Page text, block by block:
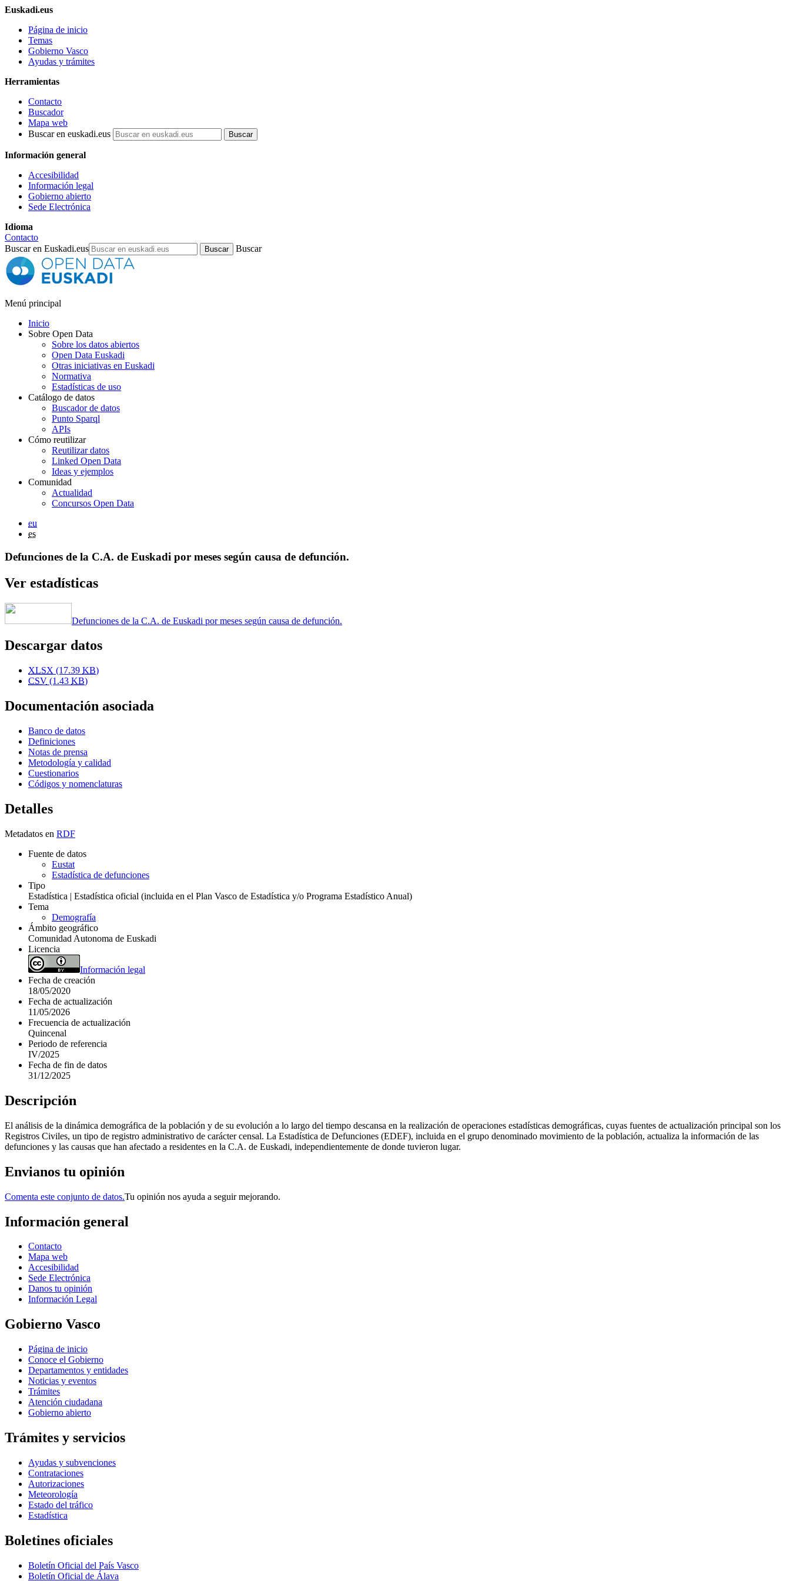
Euskadi.eus
Página de inicio
Temas
Gobierno Vasco
Ayudas y trámites
Herramientas
Contacto
Buscador
Mapa web
Buscar en euskadi.eus
Información general
Accesibilidad
Información legal
Gobierno abierto
Sede Electrónica
Idioma
Contacto
Buscar en Euskadi.eus
Buscar
Menú principal
Inicio
Sobre Open Data
Sobre los datos abiertos
Open Data Euskadi
Otras iniciativas en Euskadi
Normativa
Estadísticas de uso
Catálogo de datos
Buscador de datos
Punto Sparql
APIs
Cómo reutilizar
Reutilizar datos
Linked Open Data
Ideas y ejemplos
Comunidad
Actualidad
Concursos Open Data
eu
es
Defunciones de la C.A. de Euskadi por meses según causa de defunción.
Ver estadísticas
Defunciones de la C.A. de Euskadi por meses según causa de defunción.
Descargar datos
XLSX (17.39 KB)
CSV (1.43 KB)
Documentación asociada
Banco de datos
Definiciones
Notas de prensa
Metodología y calidad
Cuestionarios
Códigos y nomenclaturas
Detalles
Metadatos en RDF
Fuente de datos
Eustat
Estadística de defunciones
Tipo
Estadística | Estadística oficial (incluida en el Plan Vasco de Estadística y/o Programa Estadístico Anual)
Tema
Demografía
Ámbito geográfico
Comunidad Autonoma de Euskadi
Licencia
Información legal
Fecha de creación
18/05/2020
Fecha de actualización
11/05/2026
Frecuencia de actualización
Quincenal
Periodo de referencia
IV/2025
Fecha de fin de datos
31/12/2025
Descripción
El análisis de la dinámica demográfica de la población y de su evolución a lo largo del tiempo descansa en la realización de operaciones estadísticas demográficas, cuyas fuentes de actualización principal son los
Registros Civiles, un tipo de registro administrativo de carácter censal. La Estadística de Defunciones (EDEF), incluida en el grupo denominado movimiento de la población, actualiza la información de las
defunciones y las causas que han afectado a residentes en la C.A. de Euskadi, independientemente de donde tuvieron lugar.
Envianos tu opinión
Comenta este conjunto de datos.Tu opinión nos ayuda a seguir mejorando.
Información general
Contacto
Mapa web
Accesibilidad
Sede Electrónica
Danos tu opinión
Información Legal
Gobierno Vasco
Página de inicio
Conoce el Gobierno
Departamentos y entidades
Noticias y eventos
Trámites
Atención ciudadana
Gobierno abierto
Trámites y servicios
Ayudas y subvenciones
Contrataciones
Autorizaciones
Meteorología
Estado del tráfico
Estadística
Boletines oficiales
Boletín Oficial del País Vasco
Boletín Oficial de Álava